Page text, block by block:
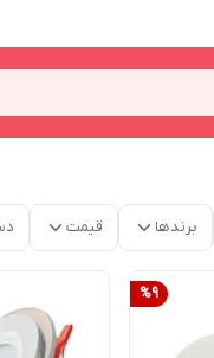
برندها قیمت
%9